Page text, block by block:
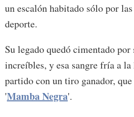
un escalón habitado sólo por
deporte.
Su legado quedó cimentado por
increíbles, y esa sangre fría a
partido con un tiro ganador,
'Mamba Negra'.